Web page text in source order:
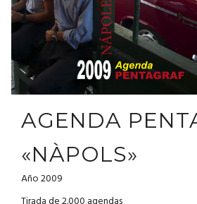
AGENDA
«NÀPOLS»
Año 2009